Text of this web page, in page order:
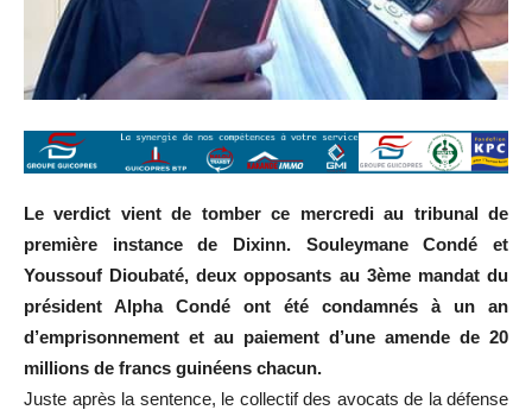
Le verdict vient de tomber ce mercredi au tribunal de
première instance de Dixinn. Souleymane Condé et
Youssouf Dioubaté, deux opposants au 3ème mandat du
président Alpha Condé ont été condamnés à un an
d’emprisonnement et au paiement d’une amende de 20
millions de francs guinéens chacun.
Juste après la sentence, le collectif des avocats de la défense